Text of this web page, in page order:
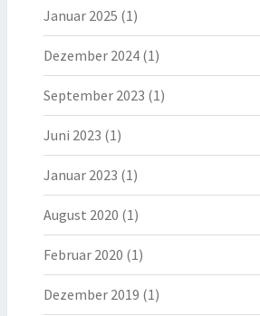
Januar 2025 (1)
Dezember 2024 (1)
September 2023 (1)
Juni 2023 (1)
Januar 2023 (1)
August 2020 (1)
Februar 2020 (1)
Dezember 2019 (1)